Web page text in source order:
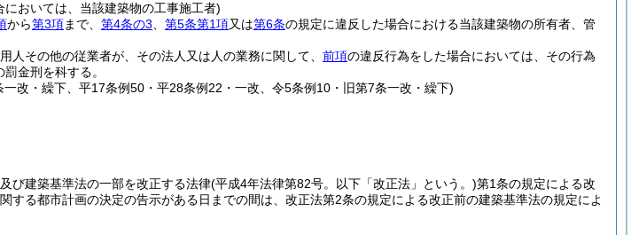
おいては、当該建築物の工事施工者)
から第3項まで、 第4条の3 第5条第1項又は第6条の規定に違反した場合における当該建築物の所有者、管
人その他の従業者が、その法人又は人の業務に関して、 前項の違反行為をした場合においては、その行為
罰金刑を科する。
改・繰下、平17条例50・平28条例22・一改、令5条例10・旧第7条一改・繰下)
び建築基準法の一部を改正する法律(平成4年法律第82号。以下「改正法」という。)第1条の規定による改
する都市計画の決定の告示がある日までの間は、改正法第2条の規定による改正前の建築基準法の規定によ